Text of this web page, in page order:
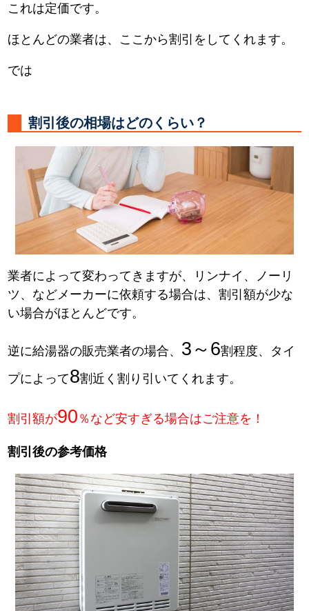
これは定価です。
ほとんどの業者は、ここから割引をしてくれます。
では
割引後の相場はどのくらい？
業者によって変わってきますが、リンナイ、ノーリ
ツ、などメーカーに依頼する場合は、割引額が少な
い場合がほとんどです。
逆に給湯器の販売業者の場合、 3～6割程度、タイ
プによって8割近く割り引いてくれます。
割引額が90 ％など安すぎる場合はご注意を！
割引後の参考価格